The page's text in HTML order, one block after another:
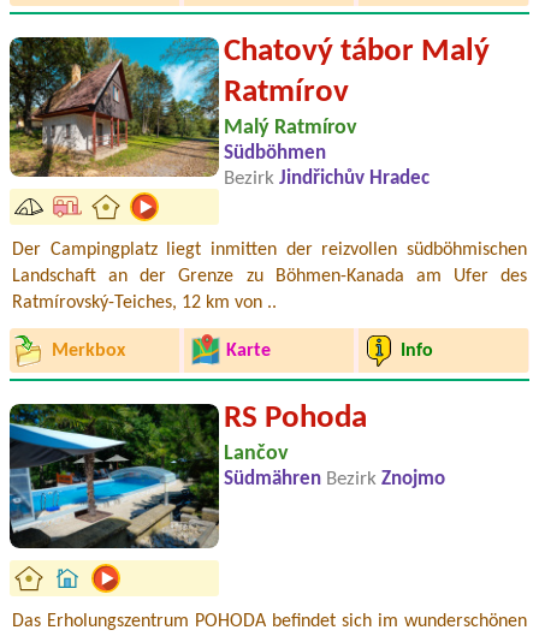
Chatový tábor Malý
Ratmírov
Malý Ratmírov
Südböhmen
Bezirk Jindřichův Hradec
Der Campingplatz liegt inmitten der reizvollen südböhmischen
Landschaft an der Grenze zu Böhmen-Kanada am Ufer des
Ratmírovský-Teiches, 12 km von ..
Merkbox Karte Info
RS Pohoda
Lančov
Südmähren Bezirk Znojmo
Das Erholungszentrum POHODA befindet sich im wunderschönen